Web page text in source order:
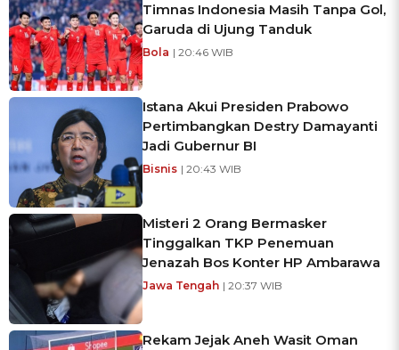
Timnas Indonesia Masih Tanpa Gol,
Garuda di Ujung Tanduk
Bola | 20:46 WIB
Istana Akui Presiden Prabowo
Pertimbangkan Destry Damayanti
Jadi Gubernur BI
Bisnis | 20:43 WIB
Misteri 2 Orang Bermasker
Tinggalkan TKP Penemuan
Jenazah Bos Konter HP Ambarawa
Jawa Tengah | 20:37 WIB
Rekam Jejak Aneh Wasit Oman